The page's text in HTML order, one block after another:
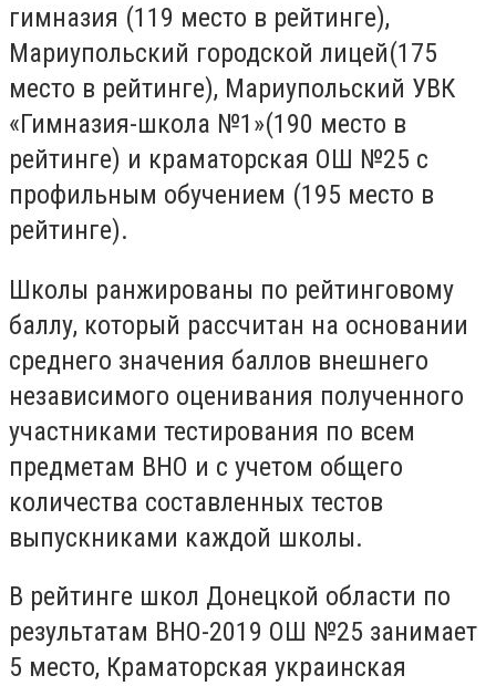
гимназия (119 место в рейтинге),
Мариупольский городской лицей(175
место в рейтинге), Мариупольский УВК
«Гимназия-школа №1»(190 место в
рейтинге) и краматорская ОШ №25 с
профильным обучением (195 место в
рейтинге).
Школы ранжированы по рейтинговому
баллу, который рассчитан на основании
среднего значения баллов внешнего
независимого оценивания полученного
участниками тестирования по всем
предметам ВНО и с учетом общего
количества составленных тестов
выпускниками каждой школы.
В рейтинге школ Донецкой области по
результатам ВНО-2019 ОШ №25 занимает
5 место, Краматорская украинская